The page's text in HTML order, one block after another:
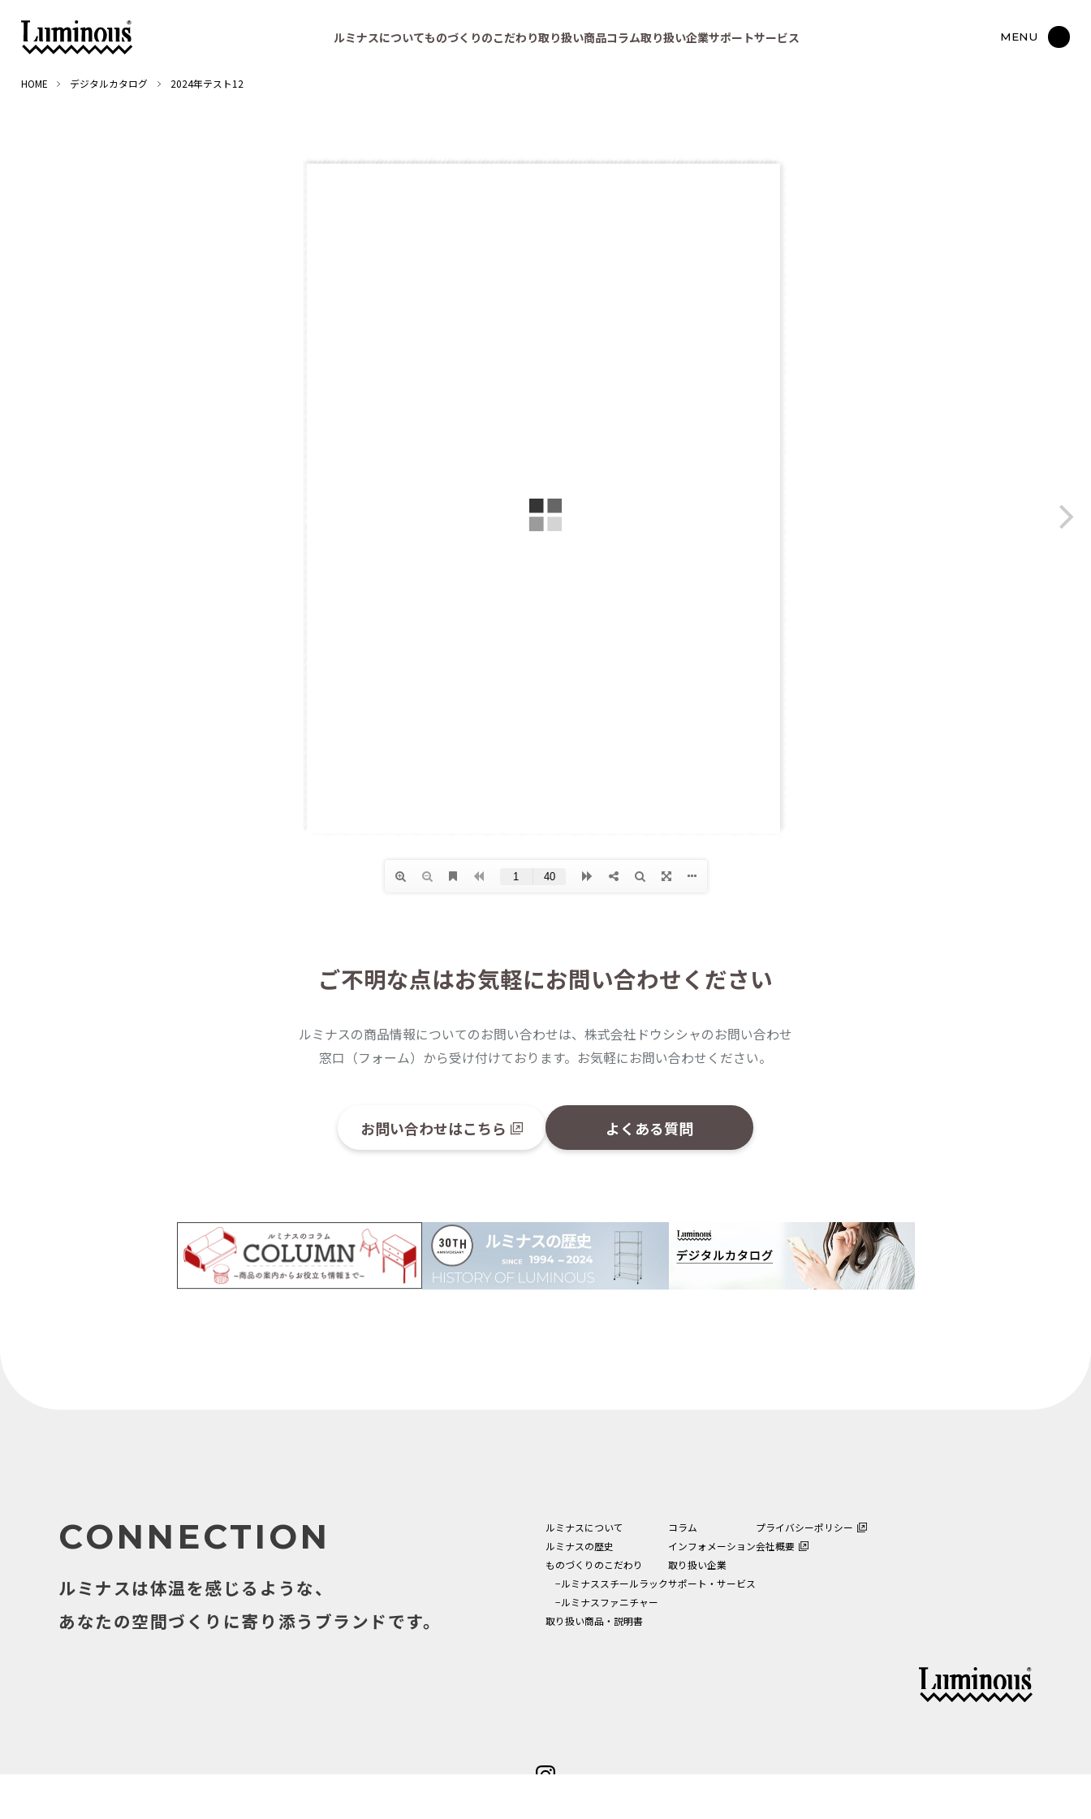
ルミナスについてものづくりのこだわり取り扱い商品コラム取り扱い企業サポートサービス MENU
HOME デジタルカタログ 2024年テスト12
ご不明な点はお気軽にお問い合わせください
ルミナスの商品情報についてのお問い合わせは、株式会社ドウシシャのお問い合わせ
窓口（フォーム）から受け付けております。お気軽にお問い合わせください。
お問い合わせはこちら よくある質問
ルミナスについて
ルミナスの歴史
ものづくりのこだわり
−ルミナススチールラック
−ルミナスファニチャー
取り扱い商品・説明書
コラム
インフォメーション
取り扱い企業
サポート・サービス
プライバシーポリシー
会社概要
CONNECTION
ルミナスは体温を感じるような、
あなたの空間づくりに寄り添うブランドです。